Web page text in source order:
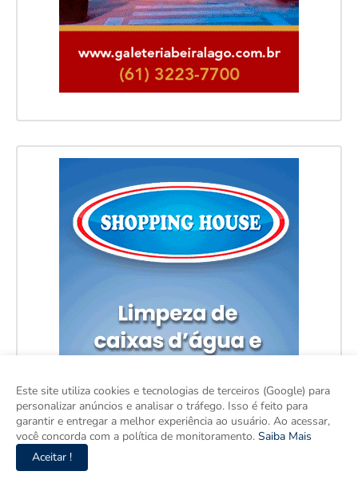
Este site utiliza cookies e tecnologias de terceiros (Google) para
personalizar anúncios e analisar o tráfego. Isso é feito para
garantir e entregar a melhor experiência ao usuário. Ao acessar,
você concorda com a política de monitoramento. Saiba Mais
Aceitar !